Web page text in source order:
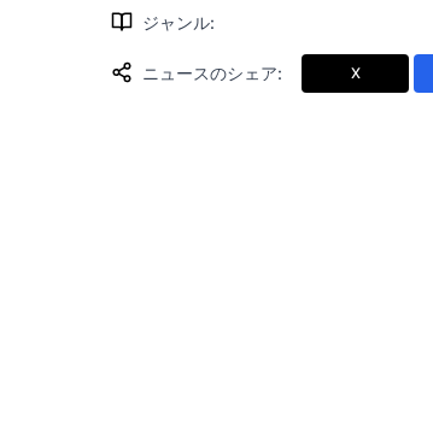
ジャンル:
ニュースのシェア: X